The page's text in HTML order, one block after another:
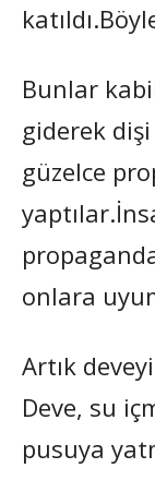
Bunlar
giderek
güzelce
onlara
Artık
Deve, su
pusuya